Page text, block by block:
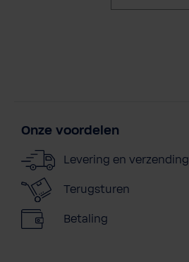
Onze voordelen
Levering en verzending
Terugsturen
Betaling